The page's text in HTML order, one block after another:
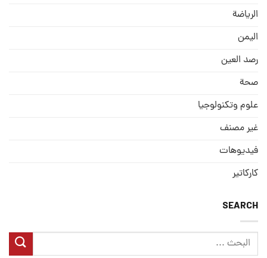
الریاضة
الیمن
رصد العین
صحة
علوم وتكنولوجيا
غير مصنف
فيديوهات
كاركاتير
SEARCH